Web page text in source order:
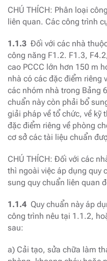
CHÚ THÍCH: Phân loại
liên quan. Các công trình
1.1.3 Đối với các nhà
công năng F1.2. F1.3,
cao PCCC lớn hơn 150 m
nhà có các đặc điểm riêng
các nhóm nhà trong Bảng
chuẩn này còn phải bổ
giải pháp về tổ chức, về kỹ
đặc điểm riêng về phòng
cơ sở các tài liệu chuẩn
CHÚ THÍCH: Đối với các
thì ngoài việc áp dụng quy
sung quy chuẩn liên quan
1.1.4 Quy chuẩn này áp
công trình nêu tại 1.1.2,
sau:
a) Cải tạo, sửa chữa làm